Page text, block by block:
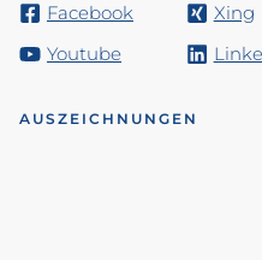
Facebook Xing
Youtube
AUSZEICHNUNGEN